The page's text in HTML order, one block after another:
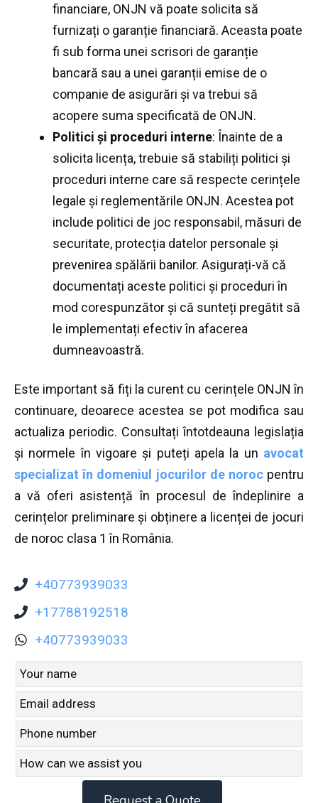
financiare, ONJN vă poate solicita să
furnizați o garanție financiară. Aceasta poate
fi sub forma unei scrisori de garanție
bancară sau a unei garanții emise de o
companie de asigurări și va trebui să
acopere suma specificată de ONJN.
Politici și proceduri interne: Înainte de a
solicita licența, trebuie să stabiliți politici și
proceduri interne care să respecte cerințele
legale și reglementările ONJN. Acestea pot
include politici de joc responsabil, măsuri de
securitate, protecția datelor personale și
prevenirea spălării banilor. Asigurați-vă că
documentați aceste politici și proceduri în
mod corespunzător și că sunteți pregătit să
le implementați efectiv în afacerea
dumneavoastră.
Este important să fiți la curent cu cerințele ONJN în
continuare, deoarece acestea se pot modifica sau
actualiza periodic. Consultați întotdeauna legislația
și normele în vigoare și puteți apela la un avocat
specializat în domeniul jocurilor de norocpentru
a vă oferi asistență în procesul de îndeplinire a
cerințelor preliminare și obținere a licenței de jocuri
de noroc clasa 1 în România.
+40773939033
+17788192518
+40773939033
Leave
this
blank